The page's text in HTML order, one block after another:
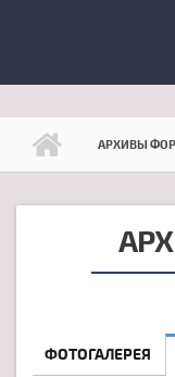
АРХИВЫ
ФОТОГАЛЕРЕЯ